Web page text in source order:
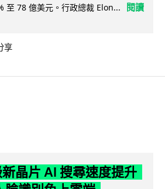
至 78 億美元。行政總裁 Elon...
閱讀
享
晶片 AI 搜尋速度提升